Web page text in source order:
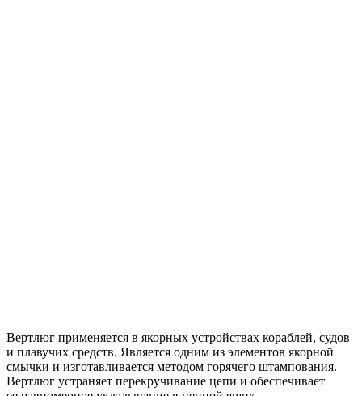
Вертлюг применяется в якорных устройствах кораблей, судов
и плавучих средств. Является одним из элементов якорной
смычки и изготавливается методом горячего штампования.
Вертлюг устраняет перекручивание цепи и обеспечивает